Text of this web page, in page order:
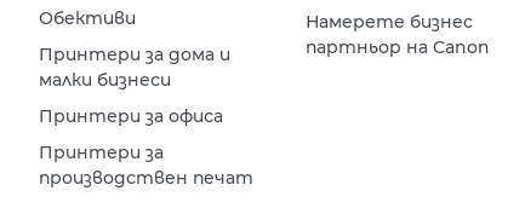
Обективи
Принтери за дома и
малки бизнеси
Принтери за офиса
Принтери за
производствен печат
Намерете бизнес
партньор на Canon